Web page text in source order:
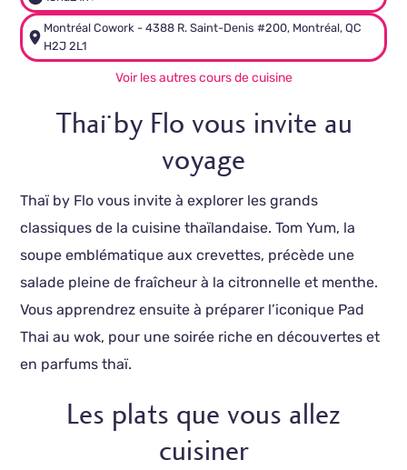
Montréal Cowork - 4388 R. Saint-Denis #200, Montréal, QC
H2J 2L1
Voir les autres cours de cuisine
Thaï by Flo vous invite au
voyage
Thaï by Flo vous invite à explorer les grands
classiques de la cuisine thaïlandaise. Tom Yum, la
soupe emblématique aux crevettes, précède une
salade pleine de fraîcheur à la citronnelle et menthe.
Vous apprendrez ensuite à préparer l’iconique Pad
Thai au wok, pour une soirée riche en découvertes et
en parfums thaï.
Les plats que vous allez
cuisiner